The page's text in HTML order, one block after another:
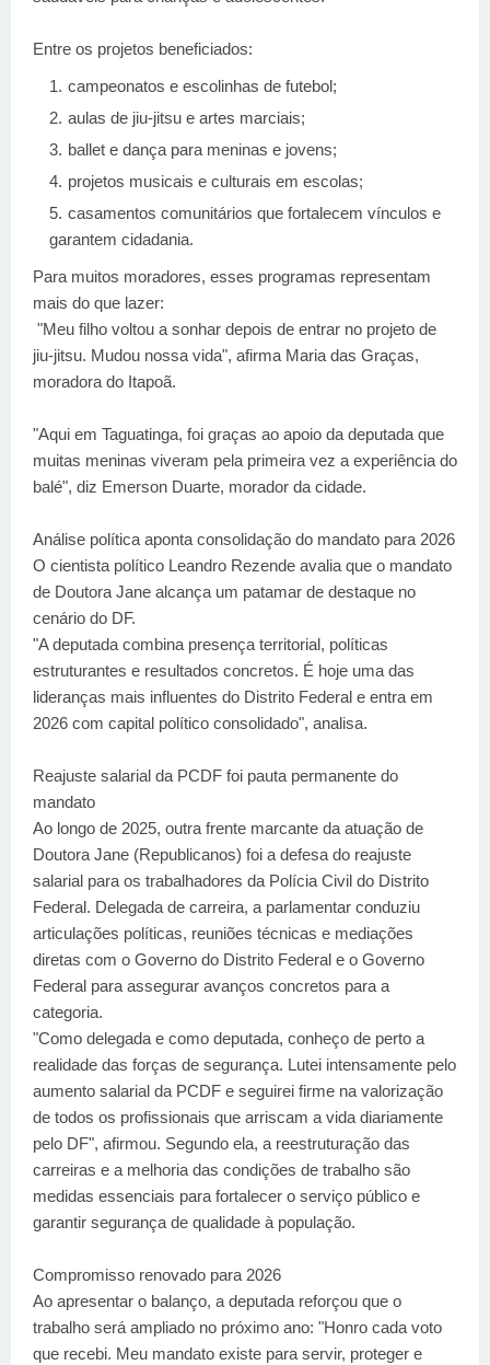
Entre os projetos beneficiados:
campeonatos e escolinhas de futebol;
aulas de jiu-jitsu e artes marciais;
ballet e dança para meninas e jovens;
projetos musicais e culturais em escolas;
casamentos comunitários que fortalecem vínculos e
garantem cidadania.
Para muitos moradores, esses programas representam
mais do que lazer:
"Meu filho voltou a sonhar depois de entrar no projeto de
jiu-jitsu. Mudou nossa vida", afirma Maria das Graças,
moradora do Itapoã.
"Aqui em Taguatinga, foi graças ao apoio da deputada que
muitas meninas viveram pela primeira vez a experiência do
balé", diz Emerson Duarte, morador da cidade.
Análise política aponta consolidação do mandato para 2026
O cientista político Leandro Rezende avalia que o mandato
de Doutora Jane alcança um patamar de destaque no
cenário do DF.
"A deputada combina presença territorial, políticas
estruturantes e resultados concretos. É hoje uma das
lideranças mais influentes do Distrito Federal e entra em
2026 com capital político consolidado", analisa.
Reajuste salarial da PCDF foi pauta permanente do
mandato
Ao longo de 2025, outra frente marcante da atuação de
Doutora Jane (Republicanos) foi a defesa do reajuste
salarial para os trabalhadores da Polícia Civil do Distrito
Federal. Delegada de carreira, a parlamentar conduziu
articulações políticas, reuniões técnicas e mediações
diretas com o Governo do Distrito Federal e o Governo
Federal para assegurar avanços concretos para a
categoria.
"Como delegada e como deputada, conheço de perto a
realidade das forças de segurança. Lutei intensamente pelo
aumento salarial da PCDF e seguirei firme na valorização
de todos os profissionais que arriscam a vida diariamente
pelo DF", afirmou. Segundo ela, a reestruturação das
carreiras e a melhoria das condições de trabalho são
medidas essenciais para fortalecer o serviço público e
garantir segurança de qualidade à população.
Compromisso renovado para 2026
Ao apresentar o balanço, a deputada reforçou que o
trabalho será ampliado no próximo ano: "Honro cada voto
que recebi. Meu mandato existe para servir, proteger e